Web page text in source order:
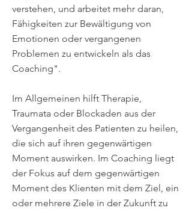
verstehen, und arbeitet mehr daran,
Fähigkeiten zur Bewältigung von
Emotionen oder vergangenen
Problemen zu entwickeln als das
Coaching".
Im Allgemeinen hilft Therapie,
Traumata oder Blockaden aus der
Vergangenheit des Patienten zu heilen,
die sich auf ihren gegenwärtigen
Moment auswirken. Im Coaching liegt
der Fokus auf dem gegenwärtigen
Moment des Klienten mit dem Ziel, ein
oder mehrere Ziele in der Zukunft zu